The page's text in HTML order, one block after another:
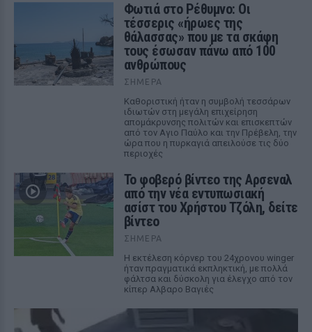
Φωτιά στο Ρέθυμνο: Οι
τέσσερις «ήρωες της
θάλασσας» που με τα σκάφη
τους έσωσαν πάνω από 100
ανθρώπους
ΣΉΜΕΡΑ
Καθοριστική ήταν η συμβολή τεσσάρων
ιδιωτών στη μεγάλη επιχείρηση
απομάκρυνσης πολιτών και επισκεπτών
από τον Αγιο Παύλο και την Πρέβελη, την
ώρα που η πυρκαγιά απειλούσε τις δύο
περιοχές
Το φοβερό βίντεο της Αρσεναλ
από την νέα εντυπωσιακή
ασίστ του Χρήστου Τζόλη, δείτε
βίντεο
ΣΉΜΕΡΑ
Η εκτέλεση κόρνερ του 24χρονου winger
ήταν πραγματικά εκπληκτική, με πολλά
φάλτσα και δύσκολη για έλεγχο από τον
κίπερ Αλβαρο Βαγιές